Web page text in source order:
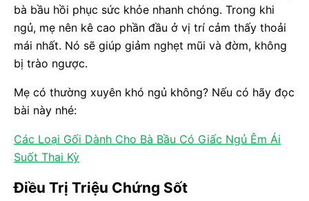
bà bầu hồi phục sức khỏe nhanh chóng. Trong khi
ngủ, mẹ nên kê cao phần đầu ở vị trí cảm thấy thoải
mái nhất. Nó sẽ giúp giảm nghẹt mũi và đờm, không
bị trào ngược.
Mẹ có thường xuyên khó ngủ không? Nếu có hãy đọc
bài này nhé:
Các Loại Gối Dành Cho Bà Bầu Có Giấc Ngủ Êm Ái
Suốt Thai Kỳ
Điều Trị Triệu Chứng Sốt